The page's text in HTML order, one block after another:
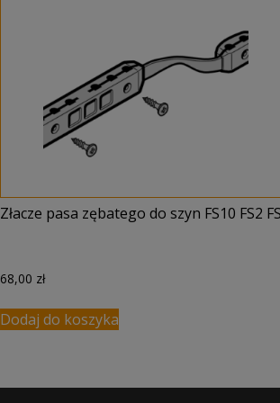
Złacze pasa zębatego do szyn FS10 FS2
68,00 zł
Dodaj do koszyka